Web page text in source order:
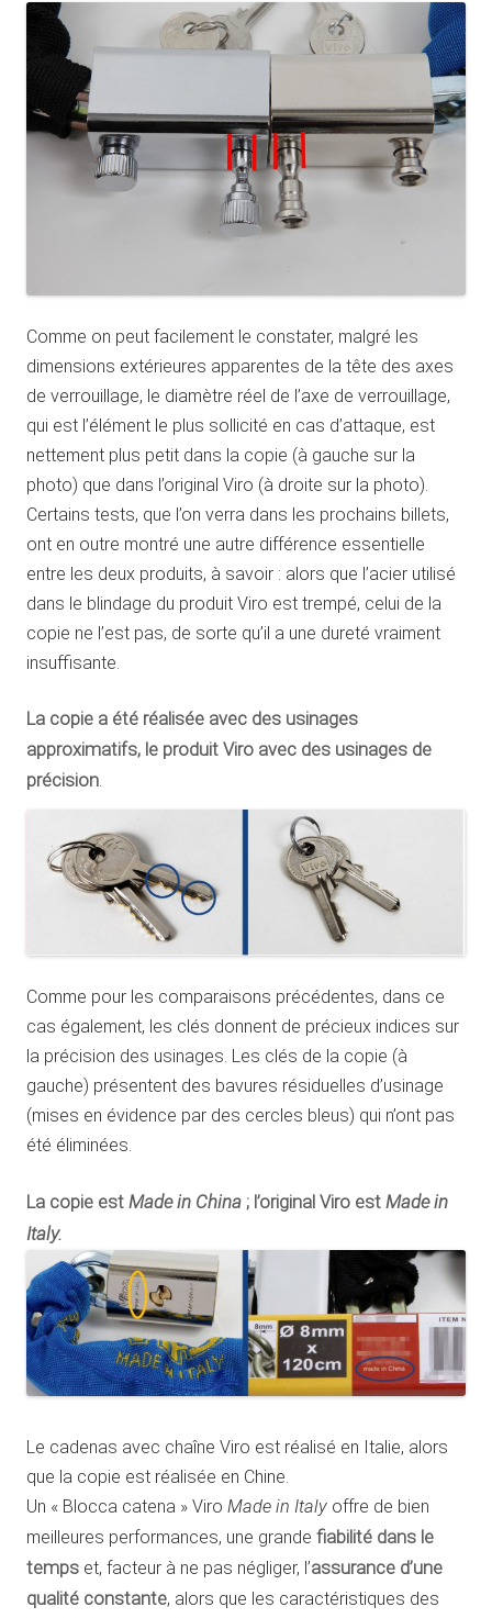
Comme on peut facilement le constater, malgré les
dimensions extérieures apparentes de la tête des axes
de verrouillage, le diamètre réel de l’axe de verrouillage,
qui est l’élément le plus sollicité en cas d’attaque, est
nettement plus petit dans la copie (à gauche sur la
photo) que dans l’original Viro (à droite sur la photo).
Certains tests, que l’on verra dans les prochains billets,
ont en outre montré une autre différence essentielle
entre les deux produits, à savoir : alors que l’acier utilisé
dans le blindage du produit Viro est trempé, celui de la
copie ne l’est pas, de sorte qu’il a une dureté vraiment
insuffisante.
La copie a été réalisée avec des usinages
approximatifs, le produit Viro avec des usinages de
précision.
Comme pour les comparaisons précédentes, dans ce
cas également, les clés donnent de précieux indices sur
la précision des usinages. Les clés de la copie (à
gauche) présentent des bavures résiduelles d’usinage
(mises en évidence par des cercles bleus) qui n’ont pas
été éliminées.
La copie est Made in China ; l’original Viro est Made in
Italy.
Le cadenas avec chaîne Viro est réalisé en Italie, alors
que la copie est réalisée en Chine.
Un « Blocca catena » Viro Made in Italy offre de bien
meilleures performances, une grande fiabilité dans le
temps et, facteur à ne pas négliger, l’assurance d’une
qualité constante, alors que les caractéristiques des